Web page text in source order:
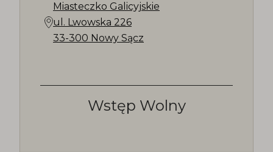
Miasteczko Galicyjskie
ul. Lwowska 226
33-300 Nowy Sącz
Wstęp Wolny